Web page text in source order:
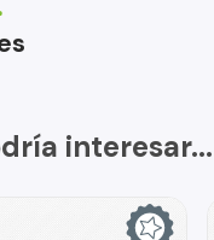
interesar...